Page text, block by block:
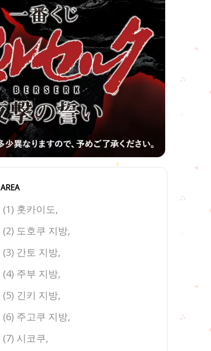
AREA
(1) 홋카이도,
(2) 도호쿠 지방,
(3) 간토 지방,
(4) 주부 지방,
(5) 긴키 지방,
(6) 주고쿠 지방,
(7) 시코쿠,